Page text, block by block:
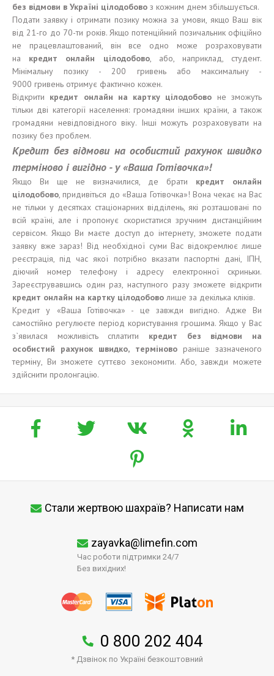
без відмови в Україні цілодобово з кожним днем збільшується.
Подати заявку і отримати позику можна за умови, якщо Ваш вік
від 21-го до 70-ти років. Якщо потенційний позичальник офіційно
не працевлаштований, він все одно може розраховувати
на кредит онлайн цілодобово, або, наприклад, студент.
Мінімальну позику - 200 гривень або максимальну -
9000 гривень отримує фактично кожен.
Відкрити кредит онлайн на картку цілодобово не зможуть
тільки дві категорії населення: громадяни інших країни, а також
громадяни невідповідного віку. Інші можуть розраховувати на
позику без проблем.
Кредит без відмови наособистий рахунок швидко
терміново івигідно - у«Ваша Готівочка»!
Якщо Ви ще не визначилися, де брати кредит онлайн
цілодобово, придивіться до «Ваша Готівочка»! Вона чекає на Вас
не тільки у десятках стаціонарних відділень, які розташовані по
всій країні, але і пропонує скористатися зручним дистанційним
сервісом. Якщо Ви маєте доступ до інтернету, зможете подати
заявку вже зараз! Від необхідної суми Вас відокремлює лише
реєстрація, під час якої потрібно вказати паспортні дані, ІПН,
діючий номер телефону і адресу електронної скриньки.
Зареєструвавшись один раз, наступного разу зможете відкрити
кредит онлайн на картку цілодобово лише за декілька кліків.
Кредит у «Ваша Готівочка» - це завжди вигідно. Адже Ви
самостійно регулюєте період користування грошима. Якщо у Вас
з`явилася можливість сплатити кредит без відмови на
особистий
рахунок швидко, терміновораніше зазначеного
терміну, Ви зможете суттєво зекономити. Або, завжди можете
здійснити пролонгацію.
Стали жертвою шахраїв? Написати нам
zayavka@limefin.com
Час роботи підтримки 24/7
Без вихідних!
0 800 202 404
* Дзвінок по Україні безкоштовний